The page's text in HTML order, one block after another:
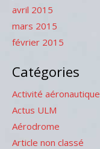
avril 2015
mars 2015
février 2015
Catégories
Activité aéronautique
Actus ULM
Aérodrome
Article non classé